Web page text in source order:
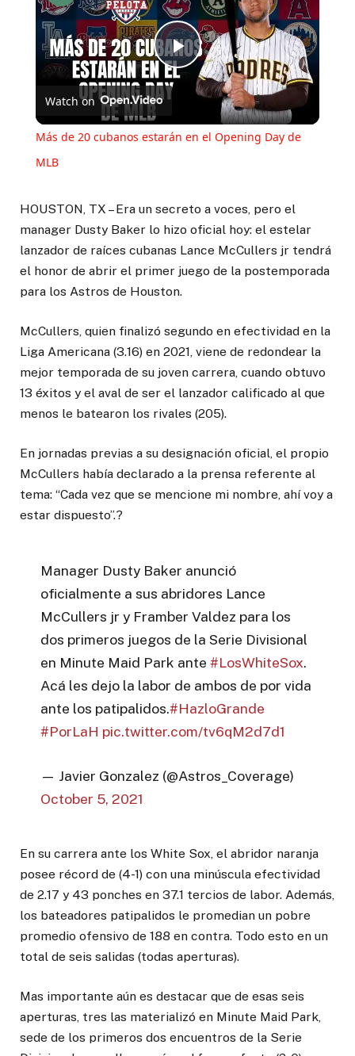
Play
Video
Watch on
Más de 20 cubanos estarán en el Opening Day de
MLB
HOUSTON, TX – Era un secreto a voces, pero el
manager Dusty Baker lo hizo oficial hoy: el estelar
lanzador de raíces cubanas Lance McCullers jr tendrá
el honor de abrir el primer juego de la postemporada
para los Astros de Houston.
McCullers, quien finalizó segundo en efectividad en la
Liga Americana (3.16) en 2021, viene de redondear la
mejor temporada de su joven carrera, cuando obtuvo
13 éxitos y el aval de ser el lanzador calificado al que
menos le batearon los rivales (205).
En jornadas previas a su designación oficial, el propio
McCullers había declarado a la prensa referente al
tema: “Cada vez que se mencione mi nombre, ahí voy a
estar dispuesto”.?
Manager Dusty Baker anunció
oficialmente a sus abridores Lance
McCullers jr y Framber Valdez para los
dos primeros juegos de la Serie Divisional
en Minute Maid Park ante#LosWhiteSox.
Acá les dejo la labor de ambos de por vida
ante los patipalidos.#HazloGrande
#PorLaH pic.twitter.com/tv6qM2d7d1
— Javier Gonzalez (@Astros_Coverage)
October 5, 2021
En su carrera ante los White Sox, el abridor naranja
posee récord de (4-1) con una minúscula efectividad
de 2.17 y 43 ponches en 37.1 tercios de labor. Además,
los bateadores patipalidos le promedian un pobre
promedio ofensivo de 188 en contra. Todo esto en un
total de seis salidas (todas aperturas).
Mas importante aún es destacar que de esas seis
aperturas, tres las materializó en Minute Maid Park,
sede de los primeros dos encuentros de la Serie